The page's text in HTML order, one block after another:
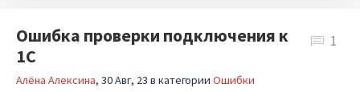
1
Ошибка проверки подключения к
1С
Алёна Алексина 30 Авг, 23 в категории Ошибки